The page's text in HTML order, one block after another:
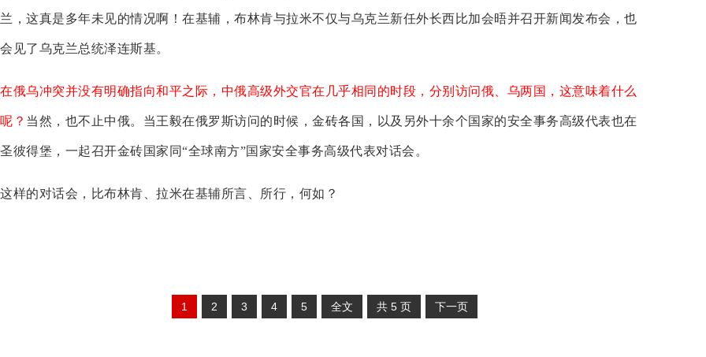
兰，这真是多年未见的情况啊！在基辅，布林肯与拉米不仅与乌克兰新任外长西比加会晤并召开新闻发布会，也
会见了乌克兰总统泽连斯基。
在俄乌冲突并没有明确指向和平之际，中俄高级外交官在几乎相同的时段，分别访问俄、乌两国，这意味着什么
呢？ 当然，也不止中俄。当王毅在俄罗斯访问的时候，金砖各国，以及另外十余个国家的安全事务高级代表也在
圣彼得堡，一起召开金砖国家同“全球南方”国家安全事务高级代表对话会。
这样的对话会，比布林肯、拉米在基辅所言、所行，何如？
1 2 3 4 5 全文 共 5 页 下一页